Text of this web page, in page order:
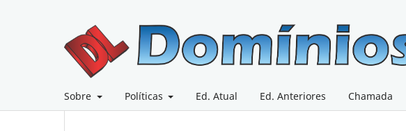
Sobre Políticas Ed. Atual Ed. Anteriores Chamada